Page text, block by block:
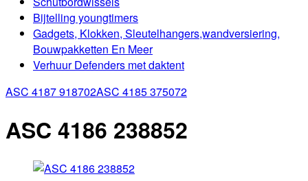
Bijtelling youngtimers
Gadgets, Klokken, Sleutelhangers,wandversiering,
Bouwpakketten En Meer
Verhuur Defenders met daktent
ASC 4187 918702ASC 4185 375072
ASC 4186 238852